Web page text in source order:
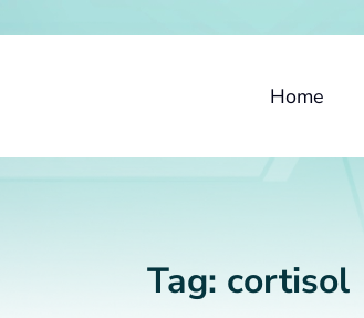
Home
Tag: cortisol